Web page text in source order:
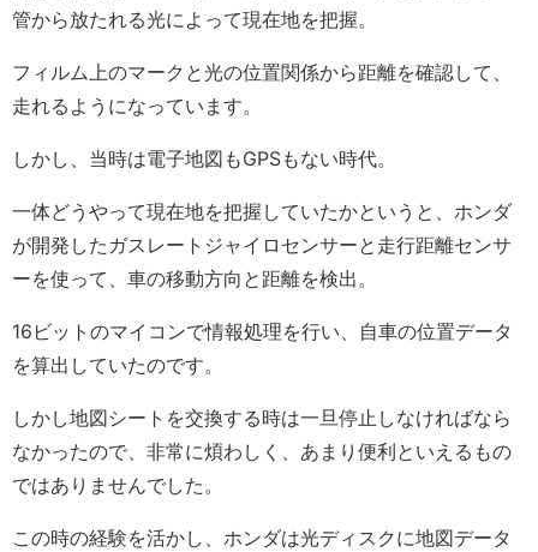
管から放たれる光によって現在地を把握。
フィルム上のマークと光の位置関係から距離を確認して、
走れるようになっています。
しかし、当時は電子地図もGPSもない時代。
一体どうやって現在地を把握していたかというと、ホンダ
が開発したガスレートジャイロセンサーと走行距離センサ
ーを使って、車の移動方向と距離を検出。
16ビットのマイコンで情報処理を行い、自車の位置データ
を算出していたのです。
しかし地図シートを交換する時は一旦停止しなければなら
なかったので、非常に煩わしく、あまり便利といえるもの
ではありませんでした。
この時の経験を活かし、ホンダは光ディスクに地図データ